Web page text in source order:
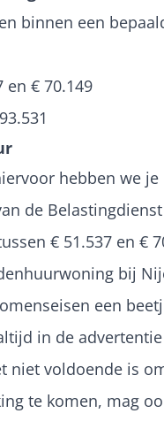
binnen een
en € 70.149
hebben we je
de
€ 51.537 en €
bij
een
in de
niet voldoende is
te komen, mag